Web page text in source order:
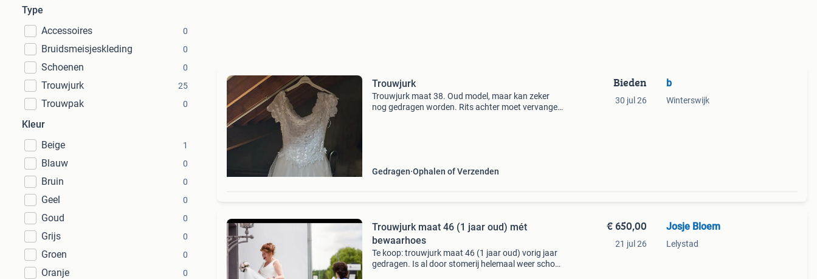
Type
Accessoires
0
Bruidsmeisjeskleding 0
Schoenen 0
Trouwjurk 25
Trouwpak 0
Kleur
Beige
1
Blauw 0
Bruin 0
Geel 0
Goud 0
Grijs 0
Groen 0
Oranje 0
Trouwjurk
Trouwjurk maat 38. Oud model, maar kan zeker
nog gedragen worden. Rits achter moet vervangen
Gedragen Ophalen of Verzenden
Bieden
30 jul 26
b
Winterswijk
Trouwjurk maat 46 (1 jaar oud) mét
bewaarhoes
Te koop: trouwjurk maat 46 (1 jaar oud) vorig jaar
gedragen. Is al door stomerij helemaal weer schoon
€ 650,00
21 jul 26
Josje Bloem
Lelystad